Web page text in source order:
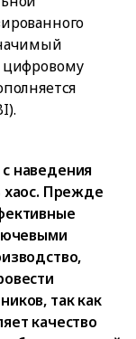
цифровому
наведения
хаос. Прежде
так как
качество